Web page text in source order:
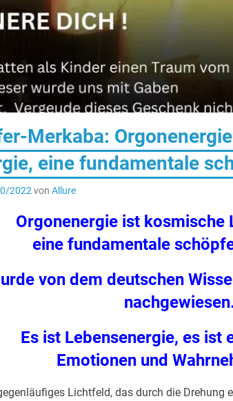
Merkaba:
eine fundamentale
2022 von Allure
Orgonenergie ist kosmische
eine fundamentale
von dem deutschen
Es ist Lebensenergie, es ist
Emotionen und
Lichtfeld, das durch die